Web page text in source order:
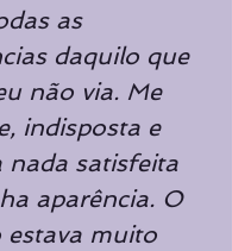
as
daquilo que
não via. Me
indisposta e
nada satisfeita
aparência. O
estava muito